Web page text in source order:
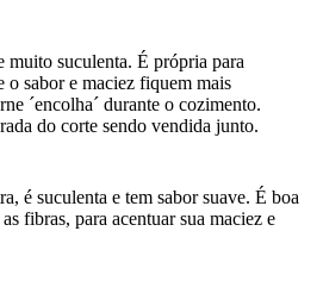
muito suculenta. É própria para
o sabor e maciez fiquem mais
´encolha´ durante o cozimento.
do corte sendo vendida junto.
é suculenta e tem sabor suave. É boa
fibras, para acentuar sua maciez e